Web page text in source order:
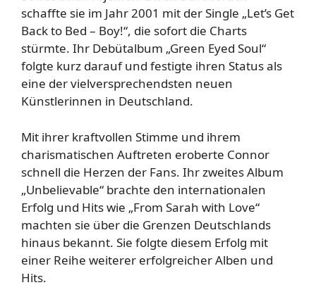
schaffte sie im Jahr 2001 mit der Single „Let’s Get
Back to Bed – Boy!“, die sofort die Charts
stürmte. Ihr Debütalbum „Green Eyed Soul“
folgte kurz darauf und festigte ihren Status als
eine der vielversprechendsten neuen
Künstlerinnen in Deutschland.
Mit ihrer kraftvollen Stimme und ihrem
charismatischen Auftreten eroberte Connor
schnell die Herzen der Fans. Ihr zweites Album
„Unbelievable“ brachte den internationalen
Erfolg und Hits wie „From Sarah with Love“
machten sie über die Grenzen Deutschlands
hinaus bekannt. Sie folgte diesem Erfolg mit
einer Reihe weiterer erfolgreicher Alben und
Hits.